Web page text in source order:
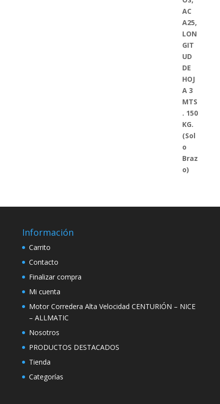
Información
Carrito
Contacto
Finalizar compra
Mi cuenta
Motor Corredera Alta Velocidad CENTURIÓN – NICE
– ALLMATIC
Nosotros
PRODUCTOS DESTACADOS
Tienda
Categorías